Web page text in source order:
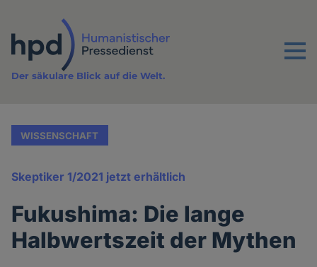
Inhalt
Menu
Der säkulare Blick auf die Welt.
WISSENSCHAFT
Skeptiker 1/2021 jetzt erhältlich
Fukushima: Die lange
Halbwertszeit der Mythen